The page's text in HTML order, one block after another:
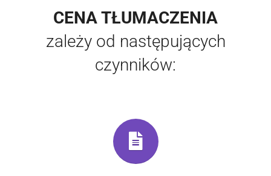
CENA TŁUMACZENIA
zależy od następujących
czynników: